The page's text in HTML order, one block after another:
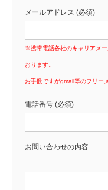
メールアドレス (必須)
※携帯電話各社のキャリアメ
おります。
お手数ですがgmail等のフリー
電話番号 (必須)
お問い合わせの内容